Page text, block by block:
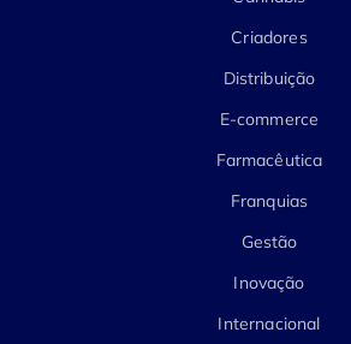
Criadores
Distribuição
E-commerce
Farmacêutica
Franquias
Gestão
Inovação
Internacional